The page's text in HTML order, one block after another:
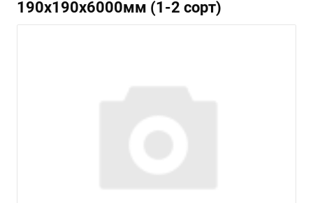
190х190х6000мм (1-2 сорт)